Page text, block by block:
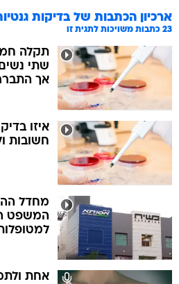
ארכיון הכתבות של בדיקות
23 כתבות משויכות לתגית זו
תקלה
שתי
אך
איזו
חשובות
מחדל
המשפט
אחת